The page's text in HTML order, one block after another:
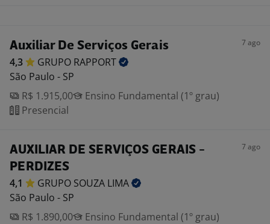
Auxiliar De Serviços Gerais 7 ago
4,3 GRUPO RAPPORT
São Paulo - SP
R$ 1.915,00
Ensino Fundamental (1º grau)
Presencial
AUXILIAR DE SERVIÇOS GERAIS -
PERDIZES
7 ago
4,1 GRUPO SOUZA LIMA
São Paulo - SP
R$ 1.890,00
Ensino Fundamental (1º grau)